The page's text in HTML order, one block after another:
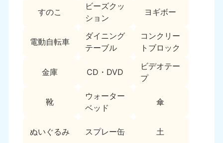
すのこ
ビーズクッ
ション
ヨギボー
電動自転車
ダイニング
テーブル
コンクリー
トブロック
金庫 CD・DVD
ビデオテー
プ
靴
ウォーター
ベッド
傘
ぬいぐるみ スプレー缶 土
群馬県
050-1881-5267
9:00〜19:00 年中無休
中部
愛知県
9:00〜19:00 年中無休
岐阜県
050-1881-5259
9:00〜19:00 年中無休
050-1881-5256
9:00〜19:00 年中無休
050-1881-5260
9:00〜19:00 年中無休